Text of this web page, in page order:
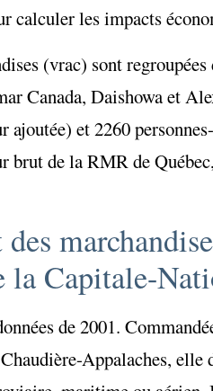
les impacts
(vrac) sont
Canada, Daishowa et
et 2260
de la RMR de
la Capitale-
de 2001.
Appalaches, elle